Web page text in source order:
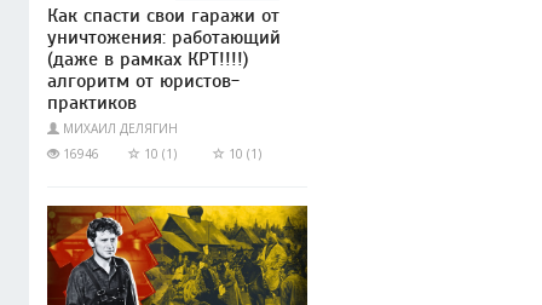
Как спасти свои гаражи от
уничтожения: работающий
(даже в рамках КРТ!!!!)
алгоритм от юристов-
практиков
МИХАИЛ ДЕЛЯГИН
16946
10 (1) 10 (1)